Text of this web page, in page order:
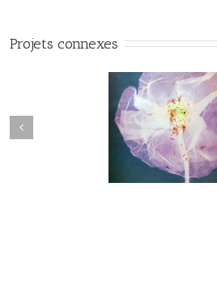
Projets connexes
Herbier#031